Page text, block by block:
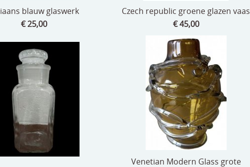
blauw glaswerk
€ 25,00
Czech republic groene glazen vaas
€ 45,00
Venetian Modern Glass grote